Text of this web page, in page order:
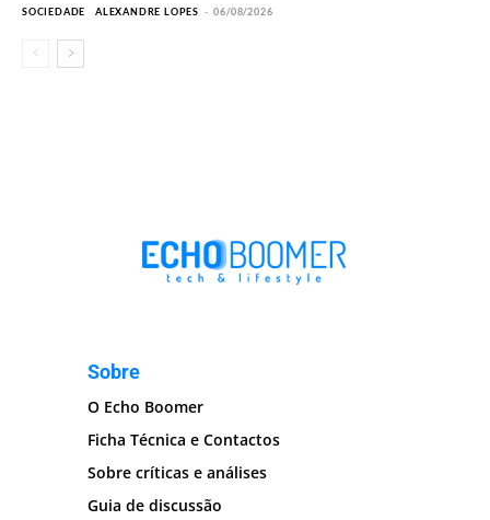
SOCIEDADE ALEXANDRE LOPES - 06/08/2026
Sobre
O Echo Boomer
Ficha Técnica e Contactos
Sobre críticas e análises
Guia de discussão